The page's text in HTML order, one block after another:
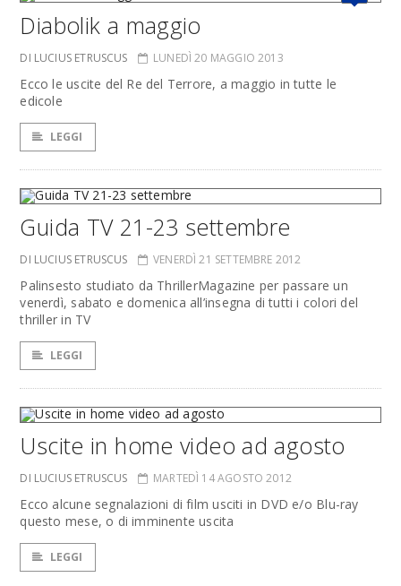
Diabolik a maggio
DI LUCIUS ETRUSCUS LUNEDÌ 20 MAGGIO 2013
Ecco le uscite del Re del Terrore, a maggio in tutte le
edicole
LEGGI
Guida TV 21-23 settembre
DI LUCIUS ETRUSCUS VENERDÌ 21 SETTEMBRE 2012
Palinsesto studiato da ThrillerMagazine per passare un
venerdì, sabato e domenica all’insegna di tutti i colori del
thriller in TV
LEGGI
Uscite in home video ad agosto
DI LUCIUS ETRUSCUS MARTEDÌ 14 AGOSTO 2012
Ecco alcune segnalazioni di film usciti in DVD e/o Blu-ray
questo mese, o di imminente uscita
LEGGI